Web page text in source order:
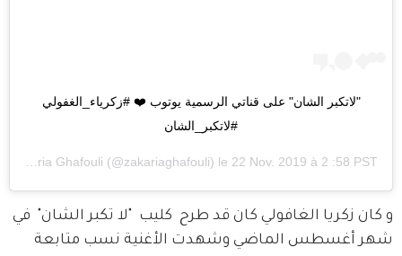
"لاتكبر الشان" على قناتي الرسمية يوتوب ❤️ #زكرياء_الغفولي
#لاتكبر_الشان
Zakaria Ghafouli (@zakariaghafouli) le 22 Nov. 2019 à 2 :58 PST
و كان زكريا الغافولي كان قد طرح  كليب  "لا تكبر الشان"  في
شهر أغسطس الماضي وشهدت الأغنية نسب متابعة